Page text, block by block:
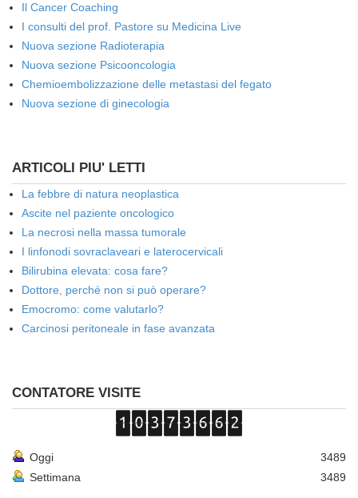
Il Cancer Coaching
I consulti del prof. Pastore su Medicina Live
Nuova sezione Radioterapia
Nuova sezione Psicooncologia
Chemioembolizzazione delle metastasi del fegato
Nuova sezione di ginecologia
ARTICOLI PIU' LETTI
La febbre di natura neoplastica
Ascite nel paziente oncologico
La necrosi nella massa tumorale
I linfonodi sovraclaveari e laterocervicali
Bilirubina elevata: cosa fare?
Dottore, perché non si può operare?
Emocromo: come valutarlo?
Carcinosi peritoneale in fase avanzata
CONTATORE VISITE
Oggi
3489
Settimana
3489